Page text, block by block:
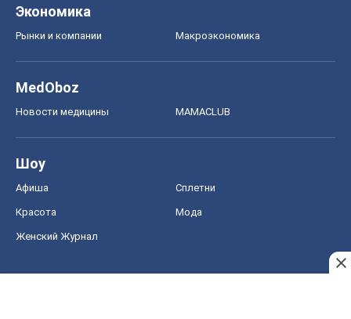
Экономика
Рынки и компании Mакроэкономика
MedOboz
Новости медицины MAMACLUB
Шоу
Афиша Сплетни
Красота Мода
Женский Журнал